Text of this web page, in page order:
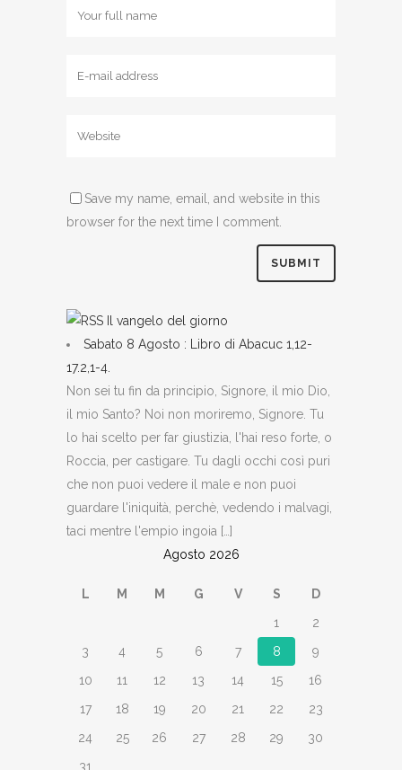
Save my name, email, and website in this
browser for the next time I comment.
Il vangelo del giorno
Sabato 8 Agosto : Libro di Abacuc 1,12-
17.2,1-4.
Non sei tu fin da principio, Signore, il mio Dio,
il mio Santo? Noi non moriremo, Signore. Tu
lo hai scelto per far giustizia, l'hai reso forte, o
Roccia, per castigare. Tu dagli occhi così puri
che non puoi vedere il male e non puoi
guardare l'iniquità, perchè, vedendo i malvagi,
taci mentre l'empio ingoia […]
Agosto 2026
L M M G V S
D
1
2
3
4 5 6 7 8
9
10
11 12 13 14 15
16
17
18 19 20 21 22
23
24
25 26 27 28 29
30
31